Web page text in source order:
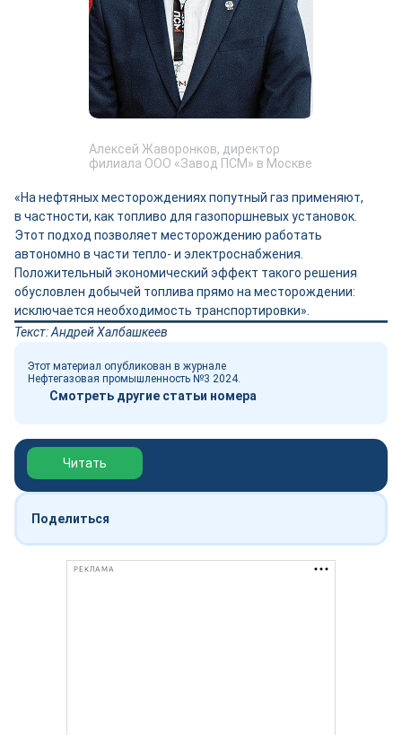
Алексей Жаворонков, директор
филиала ООО «Завод ПСМ» в Москве
«На нефтяных месторождениях попутный газ применяют,
в частности, как топливо для газопоршневых установок.
Этот подход позволяет месторождению работать
автономно в части тепло- и электроснабжения.
Положительный экономический эффект такого решения
обусловлен добычей топлива прямо на месторождении:
исключается необходимость транспортировки».
Текст: Андрей Халбашкеев
Этот материал опубликован в журнале
Нефтегазовая промышленность №3 2024.
Смотреть другие статьи номера
Читать
Поделиться
РЕКЛАМА